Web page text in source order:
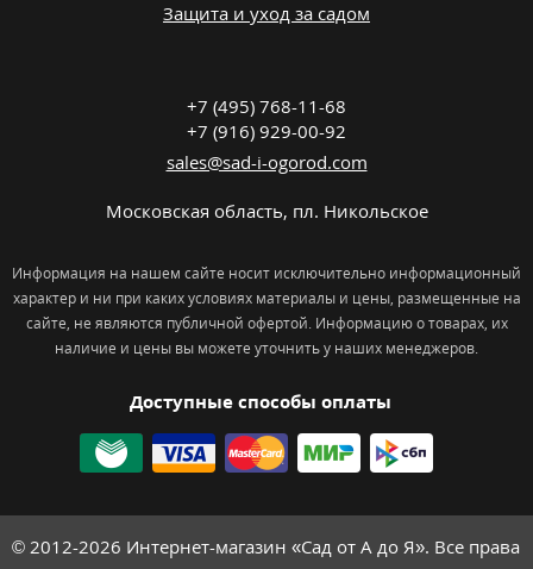
Защита и уход за садом
Доступные способы оплаты
+7 (495) 768-11-68
+7 (916) 929-00-92
sales@sad-i-ogorod.com
Московская область, пл. Никольcкое
Информация на нашем сайте носит исключительно информационный
характер и ни при каких условиях материалы и цены, размещенные на
сайте, не являются публичной офертой. Информацию о товарах, их
наличие и цены вы можете уточнить у наших менеджеров.
© 2012-2026 Интернет-магазин «Сад от А до Я». Все права